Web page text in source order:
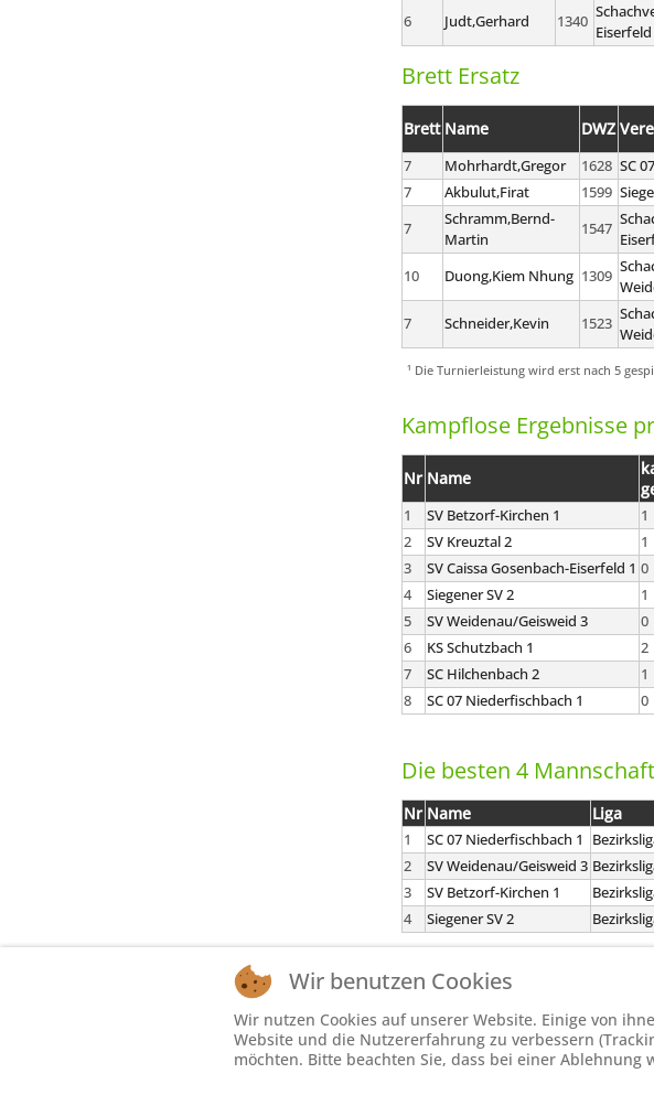
6
Judt,Gerhard 1340
Eiserfeld
Brett Ersatz
Brett Name DWZ
7 Mohrhardt,Gregor 1628 SC
7
Akbulut,Firat 1599
7
Schramm,Bernd-
Martin
1547
10 Duong,Kiem Nhung 1309
7 Schneider,Kevin 1523
¹ Die Turnierleistung wird erst nach 5
Kampflose Ergebnisse
Nr Name
1 SV Betzorf-Kirchen 1 1
2
SV Kreuztal 2 1
3
SV Caissa Gosenbach-Eiserfeld 1 0
4
Siegener SV 2 1
5
SV Weidenau/Geisweid 3 0
6
KS Schutzbach 1 2
7
SC Hilchenbach 2 1
8
SC 07 Niederfischbach 1 0
Die besten 4
Nr Name Liga
1 SC 07 Niederfischbach 1
2
SV Weidenau/Geisweid 3
3
SV Betzorf-Kirchen 1
4
Siegener SV 2
Die hier dargestellten Ligen werden
Wir benutzen Cookies
Wir nutzen Cookies auf unserer Website. Einige von
Website und die Nutzererfahrung zu verbessern
möchten. Bitte beachten Sie, dass bei einer